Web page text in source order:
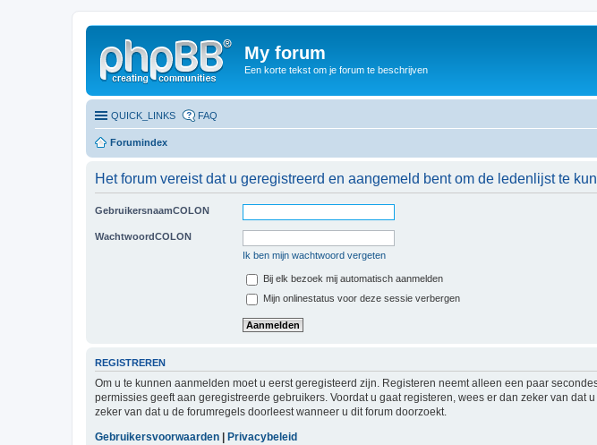
My forum
Een korte tekst om je forum te beschrijven
QUICK_LINKS FAQ
Forumindex
Het forum vereist dat u geregistreerd en aangemeld bent om de ledenlijst te
GebruikersnaamCOLON
WachtwoordCOLON
Ik ben mijn wachtwoord vergeten
Bij elk bezoek mij automatisch aanmelden
Mijn onlinestatus voor deze sessie verbergen
REGISTREREN
Om u te kunnen aanmelden moet u eerst geregisteerd zijn. Registeren neemt alleen een paar
permissies geeft aan geregistreerde gebruikers. Voordat u gaat registeren, wees er dan zeker van
zeker van dat u de forumregels doorleest wanneer u dit forum doorzoekt.
Gebruikersvoorwaarden
Privacybeleid